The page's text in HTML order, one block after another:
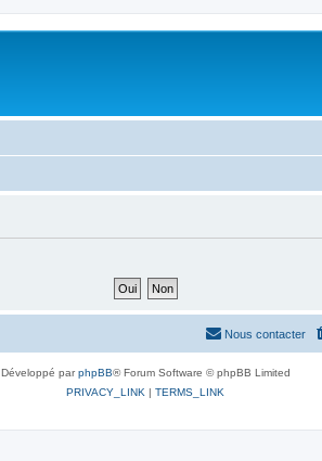
Nous contacter
Développé parphpBB® Forum Software © phpBB Limited
PRIVACY_LINK | TERMS_LINK